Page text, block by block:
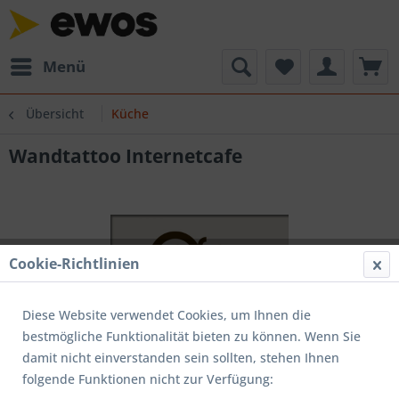
Menü
Übersicht Küche
Wandtattoo Internetcafe
Cookie-Richtlinien
Diese Website verwendet Cookies, um Ihnen die
bestmögliche Funktionalität bieten zu können. Wenn Sie
damit nicht einverstanden sein sollten, stehen Ihnen
folgende Funktionen nicht zur Verfügung: